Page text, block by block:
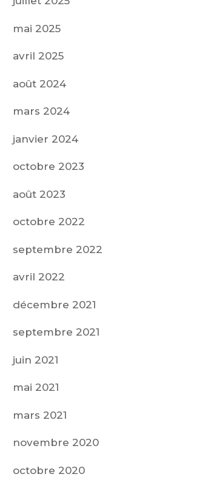
mai 2025
avril 2025
août 2024
mars 2024
janvier 2024
octobre 2023
août 2023
octobre 2022
septembre 2022
avril 2022
décembre 2021
septembre 2021
juin 2021
mai 2021
mars 2021
novembre 2020
octobre 2020